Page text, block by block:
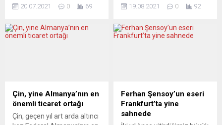
zamanlarında eksik olan bir
soru üzerine,...
toplayan ve Türkiye ile
önemli kültür
etkinliklerinden biri olan film
sınırlı sayıda davetlinin
katılımıyla yapıldı. 25
Temmuz’da sona erecek
film festivalinin açılışına
20.07.2021 0 69
Trappes’te, 2020’de
belediye başkanı seçildiği
seçimleri, “kural dışı seçim
2020’deki ikinci turundan 3
ay kadar önce Rabeh’in
başkanı olduğu “Coeur de
19.08.2021 0 92
Çin, yine Almanya’nın en
önemli ticaret ortağı
Çin, geçen yıl art arda altıncı
Ferhan Şensoy’un eseri
Frankfurt’ta yine
sahnede